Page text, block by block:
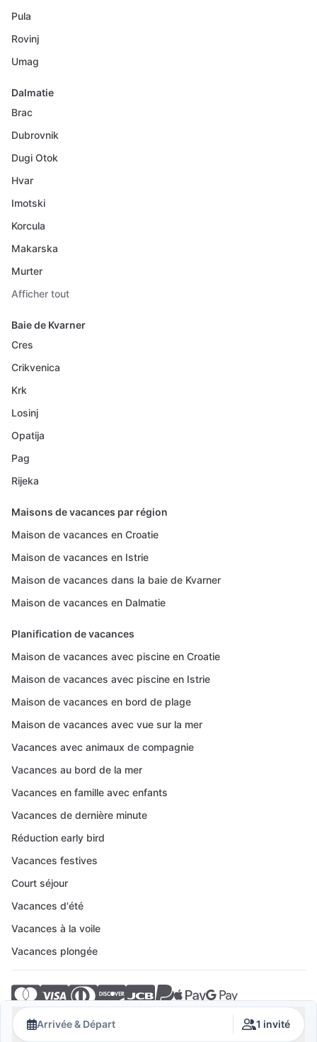
Arrivée & Départ 1 invité
Pula
Rovinj
Umag
Dalmatie
Brac
Dubrovnik
Dugi Otok
Hvar
Imotski
Korcula
Makarska
Murter
Afficher tout
Baie de Kvarner
Cres
Crikvenica
Krk
Losinj
Opatija
Pag
Rijeka
Maisons de vacances par région
Maison de vacances en Croatie
Maison de vacances en Istrie
Maison de vacances dans la baie de Kvarner
Maison de vacances en Dalmatie
Planification de vacances
Maison de vacances avec piscine en Croatie
Maison de vacances avec piscine en Istrie
Maison de vacances en bord de plage
Maison de vacances avec vue sur la mer
Vacances avec animaux de compagnie
Vacances au bord de la mer
Vacances en famille avec enfants
Vacances de dernière minute
Réduction early bird
Vacances festives
Court séjour
Vacances d'été
Vacances à la voile
Vacances plongée
© 2026 Crovillas GmbH